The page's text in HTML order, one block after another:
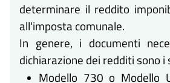
determinare il reddito
all'imposta comunale.
In genere, i documenti
dichiarazione dei redditi sono i
Modello 730 o Modello